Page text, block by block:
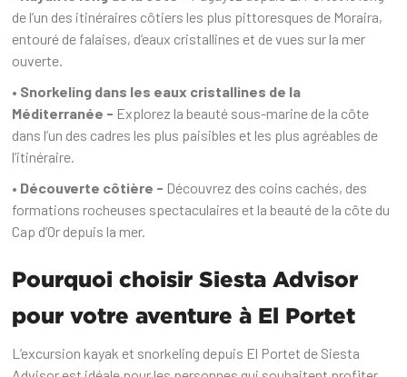
de l’un des itinéraires côtiers les plus pittoresques de Moraira,
entouré de falaises, d’eaux cristallines et de vues sur la mer
ouverte.
• Snorkeling dans les eaux cristallines de la
Méditerranée - Explorez la beauté sous-marine de la côte
dans l’un des cadres les plus paisibles et les plus agréables de
l’itinéraire.
• Découverte côtière - Découvrez des coins cachés, des
formations rocheuses spectaculaires et la beauté de la côte du
Cap d’Or depuis la mer.
Pourquoi choisir Siesta Advisor
pour votre aventure à El Portet
L’excursion kayak et snorkeling depuis El Portet de Siesta